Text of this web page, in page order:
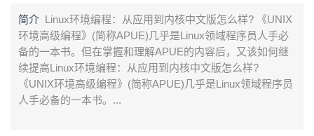
简介 Linux环境编程：从应用到内核中文版怎么样? 《UNIX
环境高级编程》(简称APUE)几乎是Linux领域程序员人手必
备的一本书。但在掌握和理解APUE的内容后，又该如何继
续提高Linux环境编程：从应用到内核中文版怎么样?
《UNIX环境高级编程》(简称APUE)几乎是Linux领域程序员
人手必备的一本书。...